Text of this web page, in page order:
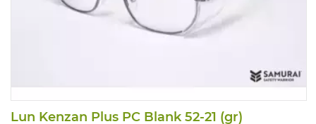
Lun Kenzan Plus PC Blank 52-21 (gr)